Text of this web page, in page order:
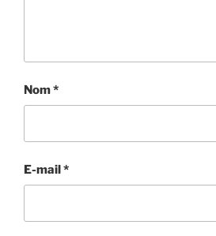
Nom*
E-mail*